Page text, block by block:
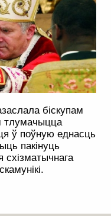
біскупам
тлумачыцца
ў поўную еднасць
пакінуць
схізматычнага